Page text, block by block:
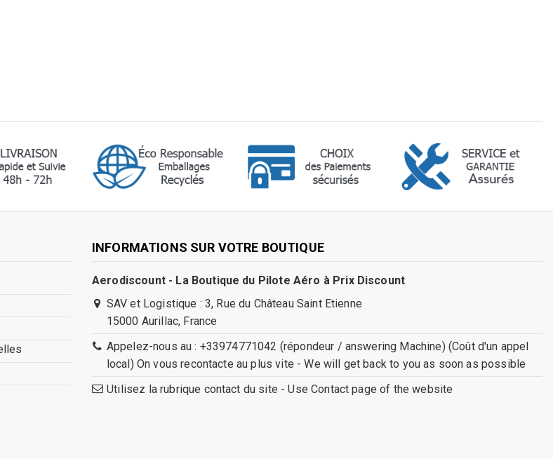
INFORMATIONS SUR VOTRE BOUTIQUE
Aerodiscount - La Boutique du Pilote Aéro à Prix Discount
SAV et Logistique : 3, Rue du Château Saint Etienne
15000 Aurillac, France
Appelez-nous au : +33974771042 (répondeur / answering Machine) (Coût d'un appel
local) On vous recontacte au plus vite - We will get back to you as soon as possible
Utilisez la rubrique contact du site - Use Contact page of the website